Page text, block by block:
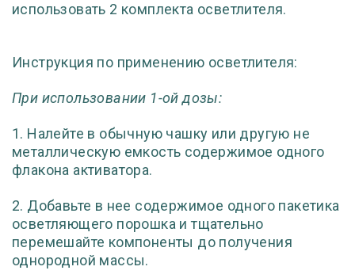
использовать 2 комплекта осветлителя.
Инструкция по применению осветлителя:
При использовании 1-ой дозы:
1. Налейте в обычную чашку или другую не
металлическую емкость содержимое одного
флакона активатора.
2. Добавьте в нее содержимое одного пакетика
осветляющего порошка и тщательно
перемешайте компоненты до получения
однородной массы.